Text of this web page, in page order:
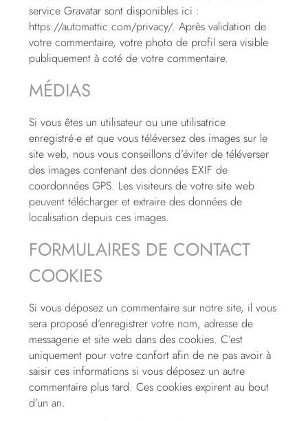
service Gravatar sont disponibles ici :
https://automattic.com/privacy/. Après validation de
votre commentaire, votre photo de profil sera visible
publiquement à coté de votre commentaire.
MÉDIAS
Si vous êtes un utilisateur ou une utilisatrice
enregistré·e et que vous téléversez des images sur le
site web, nous vous conseillons d’éviter de téléverser
des images contenant des données EXIF de
coordonnées GPS. Les visiteurs de votre site web
peuvent télécharger et extraire des données de
localisation depuis ces images.
FORMULAIRES DE CONTACT
COOKIES
Si vous déposez un commentaire sur notre site, il vous
sera proposé d’enregistrer votre nom, adresse de
messagerie et site web dans des cookies. C’est
uniquement pour votre confort afin de ne pas avoir à
saisir ces informations si vous déposez un autre
commentaire plus tard. Ces cookies expirent au bout
d’un an.